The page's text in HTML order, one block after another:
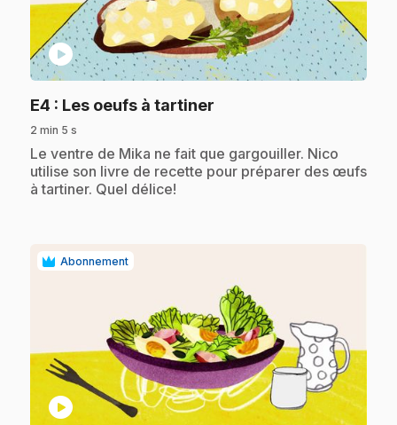
play_circle
E4 : Les oeufs à tartiner
2 min 5 s
.Le ventre de Mika ne fait que gargouiller. Nico
utilise son livre de recette pour préparer des œufs
à tartiner. Quel délice!
Abonnement
play_circle